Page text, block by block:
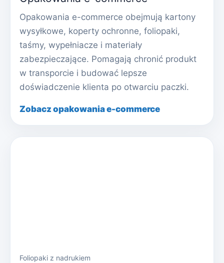
Opakowania e-commerce obejmują kartony
wysyłkowe, koperty ochronne, foliopaki,
taśmy, wypełniacze i materiały
zabezpieczające. Pomagają chronić produkt
w transporcie i budować lepsze
doświadczenie klienta po otwarciu paczki.
Zobacz opakowania e-commerce
Foliopaki z nadrukiem